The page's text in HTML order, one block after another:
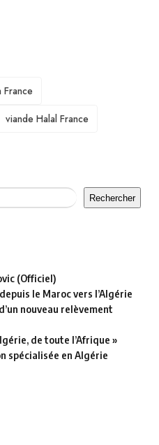
France
viande Halal France
Rechercher
(Officiel)
le Maroc vers l’Algérie
nouveau relèvement
de toute l’Afrique »
spécialisée en Algérie